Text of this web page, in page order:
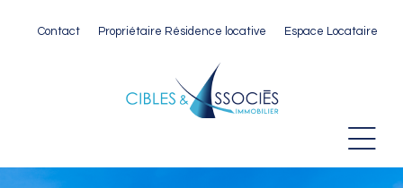
Contact Propriétaire Résidence locative Espace Locataire